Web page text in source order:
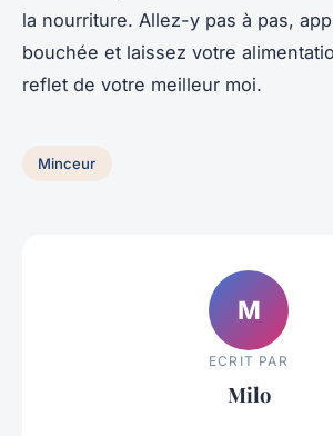
la nourriture. Allez-y pas à pas,
bouchée et laissez votre
reflet de votre meilleur moi.
Minceur
M
ECRIT PAR
Milo